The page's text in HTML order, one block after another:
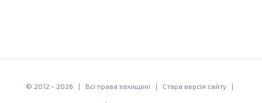
© 2012 - 2026 | Всі права захищені | Стара версія сайту|